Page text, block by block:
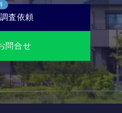
査依頼
問合せ